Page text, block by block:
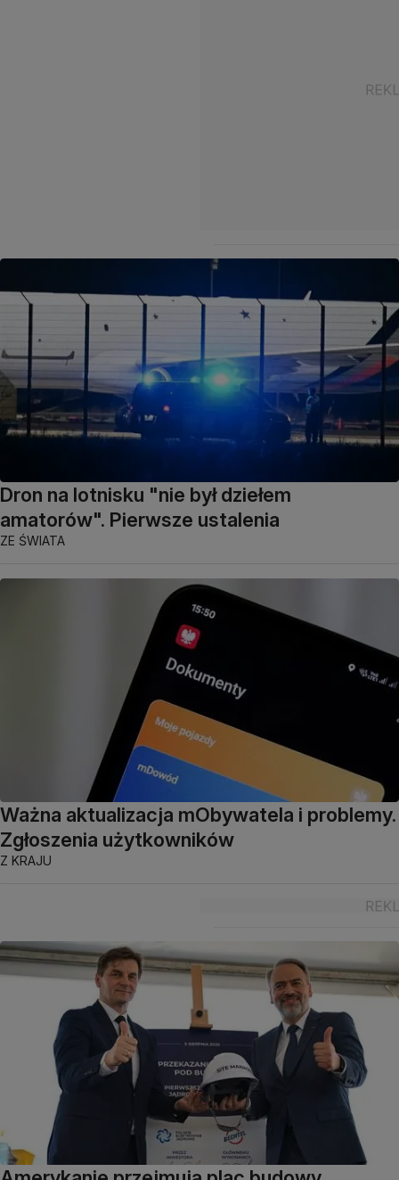
Dron na lotnisku "nie był dziełem
amatorów". Pierwsze ustalenia
ZE ŚWIATA
Ważna aktualizacja mObywatela i problemy.
Zgłoszenia użytkowników
Z KRAJU